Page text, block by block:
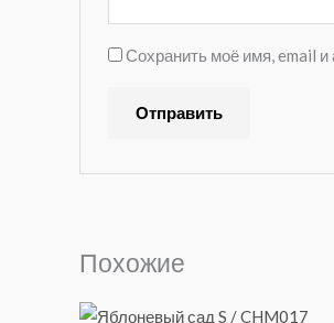
Сохранить моё имя, email
r
n
Похожие